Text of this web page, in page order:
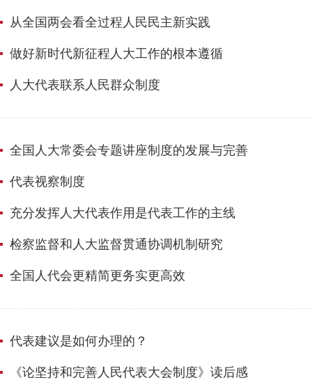
从全国两会看全过程人民民主新实践
做好新时代新征程人大工作的根本遵循
人大代表联系人民群众制度
全国人大常委会专题讲座制度的发展与完善
代表视察制度
充分发挥人大代表作用是代表工作的主线
检察监督和人大监督贯通协调机制研究
全国人代会更精简更务实更高效
代表建议是如何办理的？
《论坚持和完善人民代表大会制度》读后感